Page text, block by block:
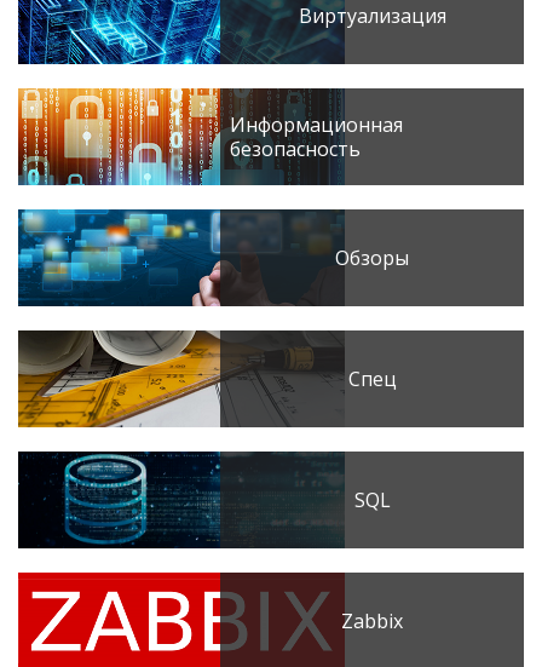
Виртуализация
Информационная
безопасность
Обзоры
Спец
SQL
Zabbix